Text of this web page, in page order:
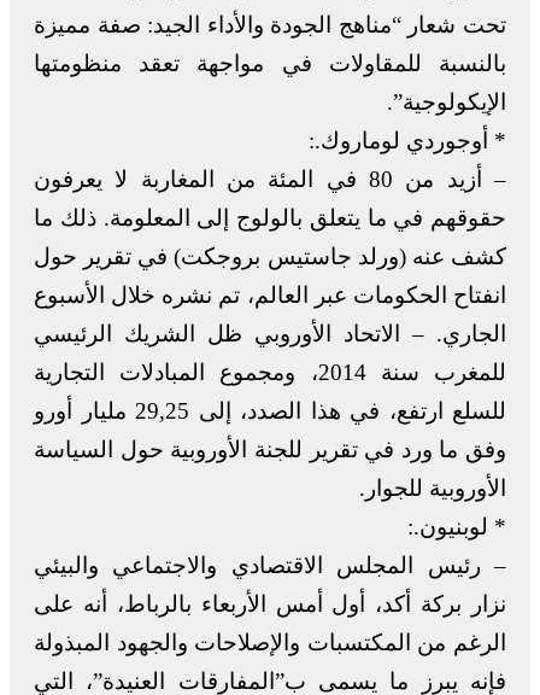
تحت شعار “مناهج الجودة والأداء الجيد: صفة مميزة
بالنسبة للمقاولات في مواجهة تعقد منظومتها
الإيكولوجية”.
* أوجوردي لوماروك.:
– أزيد من 80 في المئة من المغاربة لا يعرفون
حقوقهم في ما يتعلق بالولوج إلى المعلومة. ذلك ما
كشف عنه (ورلد جاستيس بروجكت) في تقرير حول
انفتاح الحكومات عبر العالم، تم نشره خلال الأسبوع
الجاري. – الاتحاد الأوروبي ظل الشريك الرئيسي
للمغرب سنة 2014، ومجموع المبادلات التجارية
للسلع ارتفع، في هذا الصدد، إلى 29,25 مليار أورو
وفق ما ورد في تقرير للجنة الأوروبية حول السياسة
الأوروبية للجوار.
* لوبنيون.:
– رئيس المجلس الاقتصادي والاجتماعي والبيئي
نزار بركة أكد، أول أمس الأربعاء بالرباط، أنه على
الرغم من المكتسبات والإصلاحات والجهود المبذولة
فإنه يبرز ما يسمى ب”المفارقات العنيدة”، التي